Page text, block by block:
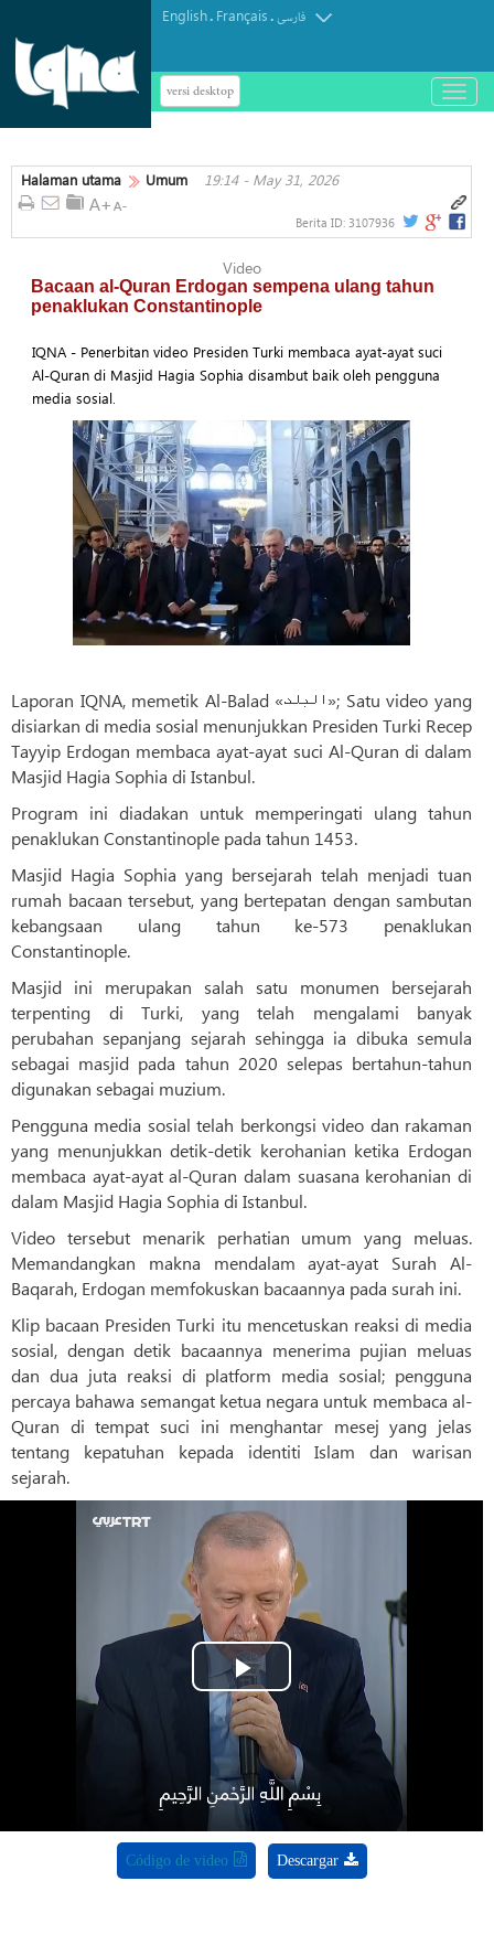
English. Français.فارسی
versi desktop
باز
و
کردن
Halaman utama Umum 19:14 - May 31, 2026
Berita ID: 3107936
Video
Bacaan al-Quran Erdogan sempena ulang tahun
penaklukan Constantinople
IQNA - Penerbitan video Presiden Turki membaca ayat-ayat suci
Al-Quran di Masjid Hagia Sophia disambut baik oleh pengguna
media sosial.
Laporan IQNA, memetik Al-Balad «البلد»; Satu video yang
disiarkan di media sosial menunjukkan Presiden Turki Recep
Tayyip Erdogan membaca ayat-ayat suci Al-Quran di dalam
Masjid Hagia Sophia di Istanbul.
Program ini diadakan untuk memperingati ulang tahun
penaklukan Constantinople pada tahun 1453.
Masjid Hagia Sophia yang bersejarah telah menjadi tuan
rumah bacaan tersebut, yang bertepatan dengan sambutan
kebangsaan ulang tahun ke-573 penaklukan
Constantinople.
Masjid ini merupakan salah satu monumen bersejarah
terpenting di Turki, yang telah mengalami banyak
perubahan sepanjang sejarah sehingga ia dibuka semula
sebagai masjid pada tahun 2020 selepas bertahun-tahun
digunakan sebagai muzium.
Pengguna media sosial telah berkongsi video dan rakaman
yang menunjukkan detik-detik kerohanian ketika Erdogan
membaca ayat-ayat al-Quran dalam suasana kerohanian di
dalam Masjid Hagia Sophia di Istanbul.
Video tersebut menarik perhatian umum yang meluas.
Memandangkan makna mendalam ayat-ayat Surah Al-
Baqarah, Erdogan memfokuskan bacaannya pada surah ini.
Klip bacaan Presiden Turki itu mencetuskan reaksi di media
sosial, dengan detik bacaannya menerima pujian meluas
dan dua juta reaksi di platform media sosial; pengguna
percaya bahawa semangat ketua negara untuk membaca al-
Quran di tempat suci ini menghantar mesej yang jelas
tentang kepatuhan kepada identiti Islam dan warisan
sejarah.
Play
Video
Código de video Descargar